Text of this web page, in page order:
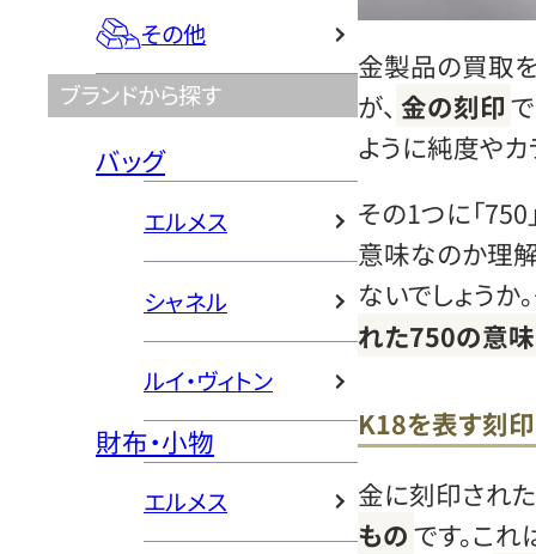
その他
ブランドから探す
バッグ
エルメス
シャネル
ルイ・ヴィトン
財布・小物
エルメス
金製品の買取
が、 金の刻印
ように純度や
その1つに「750
意味なのか理
ないでしょうか
れた750の意味
K18を表す刻
金に刻印された
ものです。こ